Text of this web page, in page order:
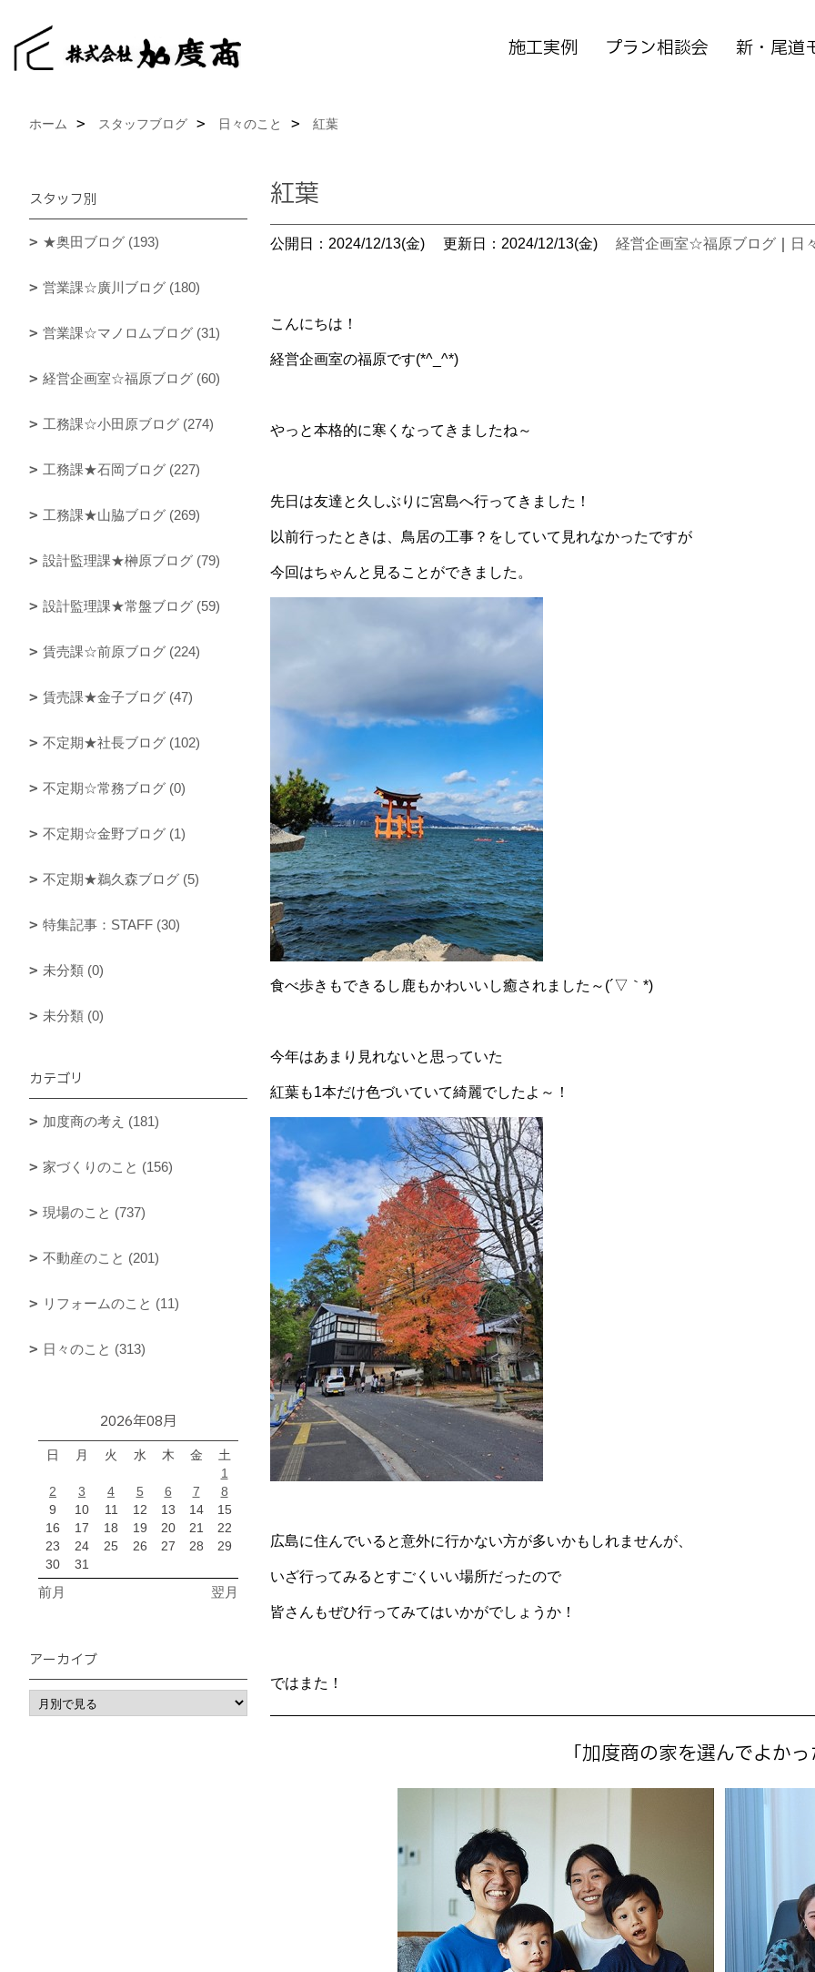
施工実例 プラン相談会 新・尾道
ホーム スタッフブログ 日々のこと 紅葉
紅葉
公開日：2024/12/13(金) 更新日：2024/12/13(金) 経営企画室☆福原ブログ 日
こんにちは！
経営企画室の福原です(*^_^*)
やっと本格的に寒くなってきましたね～
先日は友達と久しぶりに宮島へ行ってきました！
以前行ったときは、鳥居の工事？をしていて見れなかったですが
今回はちゃんと見ることができました。
食べ歩きもできるし鹿もかわいいし癒されました～(´▽｀*)
今年はあまり見れないと思っていた
紅葉も1本だけ色づいていて綺麗でしたよ～！
広島に住んでいると意外に行かない方が多いかもしれませんが、
いざ行ってみるとすごくいい場所だったので
皆さんもぜひ行ってみてはいかがでしょうか！
ではまた！
「加度商の家を選んでよか
スタッフ別
★奥田ブログ (193)
営業課☆廣川ブログ (180)
営業課☆マノロムブログ (31)
経営企画室☆福原ブログ (60)
工務課☆小田原ブログ (274)
工務課★石岡ブログ (227)
工務課★山脇ブログ (269)
設計監理課★榊原ブログ (79)
設計監理課★常盤ブログ (59)
賃売課☆前原ブログ (224)
賃売課★金子ブログ (47)
不定期★社長ブログ (102)
不定期☆常務ブログ (0)
不定期☆金野ブログ (1)
不定期★鵜久森ブログ (5)
特集記事：STAFF (30)
未分類 (0)
未分類 (0)
カテゴリ
加度商の考え (181)
家づくりのこと (156)
現場のこと (737)
不動産のこと (201)
リフォームのこと (11)
日々のこと (313)
2026年08月
日 月 火 水 木 金
土
1
2
3 4 5 6 7
8
9
10 11 12 13 14
15
16
17 18 19 20 21
22
23
24 25 26 27 28
29
30
31
前月 翌月
アーカイブ